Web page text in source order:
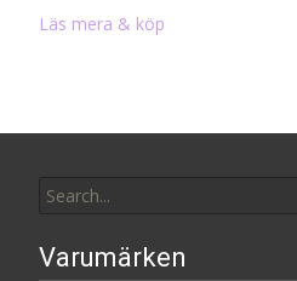
Läs mera & köp
for:
Varumärken